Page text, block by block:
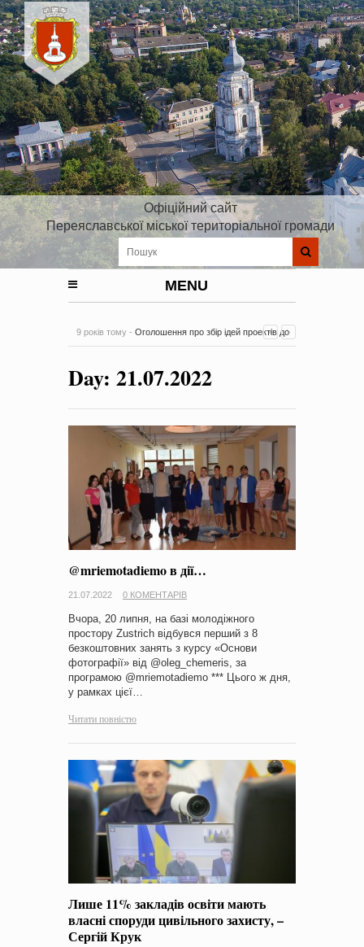
Офіційний сайт
Переяславської міської територіальної громади
MENU
9 років тому - Оголошення про збір ідей проектів до
на період 2018 – 2020 роки Оголошення про збір ідей
проектів
-0 Коментарів
Day: 21.07.2022
@mriemotadiemo в дії…
21.07.2022 0 КОМЕНТАРІВ
Вчора, 20 липня, на базі молодіжного
простору Zustrich відбувся перший з 8
безкоштовних занять з курсу «Основи
фотографії» від @oleg_chemeris, за
програмою @mriemotadiemo *** Цього ж дня,
у рамках цієї…
Читати повністю
Лише 11% закладів освіти мають
власні споруди цивільного захисту, –
Сергій Крук